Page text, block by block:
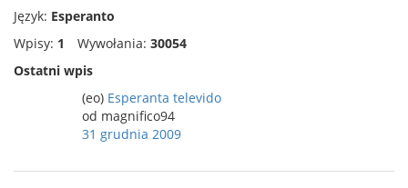
Język: Esperanto
Wpisy: 1 Wywołania: 30054
Ostatni wpis
(eo) Esperanta televido
od magnifico94
31 grudnia 2009